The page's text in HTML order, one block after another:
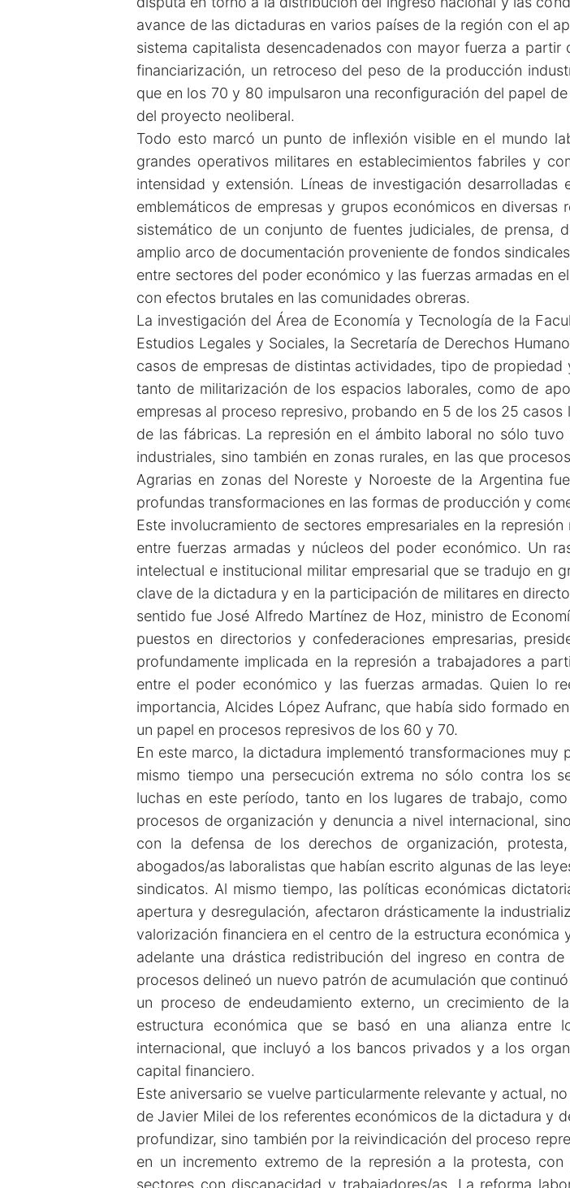
avance de las dictaduras en varios países de la región con el
sistema capitalista desencadenados con mayor fuerza a
financiarización, un retroceso del peso de la producción
que en los 70 y 80 impulsaron una reconfiguración del papel
del proyecto neoliberal.
Todo esto marcó un punto de inflexión visible en el mundo
grandes operativos militares en establecimientos fabriles y
intensidad y extensión. Líneas de investigación
emblemáticos de empresas y grupos económicos en
sistemático de un conjunto de fuentes judiciales, de
amplio arco de documentación proveniente de fondos
entre sectores del poder económico y las fuerzas armadas en
con efectos brutales en las comunidades obreras.
La investigación del Área de Economía y Tecnología de la
Estudios Legales y Sociales, la Secretaría de Derechos
casos de empresas de distintas actividades, tipo de
tanto de militarización de los espacios laborales, como de
empresas al proceso represivo, probando en 5 de los 25
de las fábricas. La represión en el ámbito laboral no sólo
industriales, sino también en zonas rurales, en las que
Agrarias en zonas del Noreste y Noroeste de la Argentina
profundas transformaciones en las formas de producción y
Este involucramiento de sectores empresariales en la
entre fuerzas armadas y núcleos del poder económico. Un
intelectual e institucional militar empresarial que se tradujo en
clave de la dictadura y en la participación de militares en
sentido fue José Alfredo Martínez de Hoz, ministro de
puestos en directorios y confederaciones empresarias,
profundamente implicada en la represión a trabajadores a
entre el poder económico y las fuerzas armadas. Quien lo
importancia, Alcides López Aufranc, que había sido formado
un papel en procesos represivos de los 60 y 70.
En este marco, la dictadura implementó transformaciones
mismo tiempo una persecución extrema no sólo contra los
luchas en este período, tanto en los lugares de trabajo,
procesos de organización y denuncia a nivel internacional,
con la defensa de los derechos de organización,
abogados/as laboralistas que habían escrito algunas de las
sindicatos. Al mismo tiempo, las políticas económicas
apertura y desregulación, afectaron drásticamente la
valorización financiera en el centro de la estructura
adelante una drástica redistribución del ingreso en contra
procesos delineó un nuevo patrón de acumulación que
un proceso de endeudamiento externo, un crecimiento de
estructura económica que se basó en una alianza entre
internacional, que incluyó a los bancos privados y a los
capital financiero.
Este aniversario se vuelve particularmente relevante y actual,
de Javier Milei de los referentes económicos de la dictadura y
profundizar, sino también por la reivindicación del proceso
en un incremento extremo de la represión a la protesta,
sectores con discapacidad y trabajadores/as. La reforma